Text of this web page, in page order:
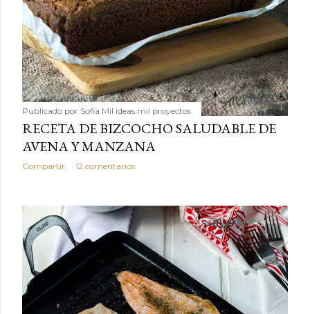
Publicado por Sofía Mil ideas mil proyectos
RECETA DE BIZCOCHO SALUDABLE DE
AVENA Y MANZANA
Compartir 12 comentarios